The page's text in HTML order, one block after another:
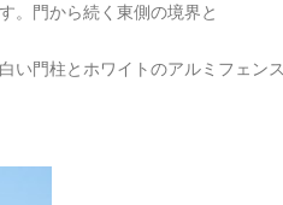
。門から続く東側の境界と
い門柱とホワイトのアルミフェン